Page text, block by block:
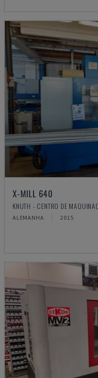
X-MILL 640
KNUTH - CENTRO DE
ALEMANHA 2015